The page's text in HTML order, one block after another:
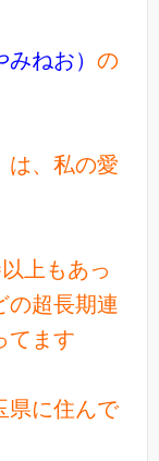
みねお） の
は、私の愛
上もあっ
の超長期連
てます
県に住んで